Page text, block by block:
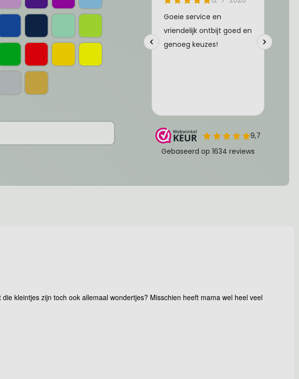
kleintjes zijn toch ook allemaal wondertjes? Misschien heeft mama wel heel veel